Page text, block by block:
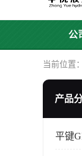
公
当前位置：
产品
平键